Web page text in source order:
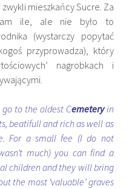
mieszkańcy Sucre. Za
ile, ale nie było to
(wystarczy popytać
przyprowadza), który
nagrobkach i
to the oldest Cemeteryin
beatifull and rich as well as
For a small fee (I do not
much) you can find a
children and they will bring
the most ‘valuable’ graves